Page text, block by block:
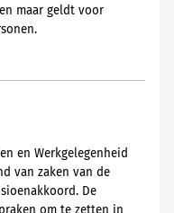
maar geldt voor
en Werkgelegenheid
van zaken van de
De